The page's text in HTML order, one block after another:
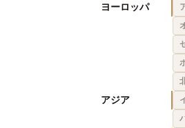
ヨーロッパ
アジア